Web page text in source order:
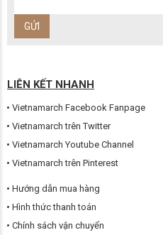
LIÊN KẾT NHANH
Vietnamarch Facebook Fanpage
Vietnamarch trên Twitter
Vietnamarch Youtube Channel
Vietnamarch trên Pinterest
Hướng dẫn mua hàng
Hình thức thanh toán
Chính sách vận chuyển